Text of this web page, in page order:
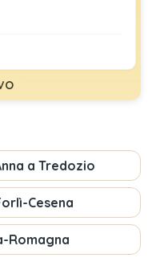
a Tredozio
Cesena
Romagna